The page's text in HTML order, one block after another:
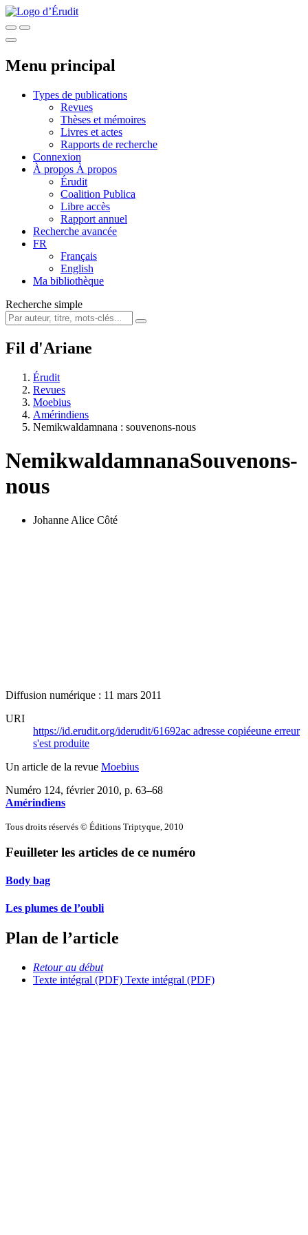
Menu principal
Types de publications
Revues
Thèses et mémoires
Livres et actes
Rapports de recherche
Connexion
À propos À propos
Érudit
Coalition Publica
Libre accès
Rapport annuel
Recherche avancée
FR
Français
English
Ma bibliothèque
Recherche simple
Fil d'Ariane
Érudit
Revues
Moebius
Amérindiens
Nemikwaldamnana : souvenons-nous
NemikwaldamnanaSouvenons-
nous
Johanne Alice Côté
Diffusion numérique : 11 mars 2011
URI
https://id.erudit.org/iderudit/61692ac adresse copiéeune erreur
s'est produite
Un article de la revue Moebius
Numéro 124, février 2010, p. 63–68
Amérindiens
Tous droits réservés © Éditions Triptyque, 2010
Feuilleter les articles de ce numéro
Body bag
Les plumes de l’oubli
Plan de l’article
Retour au début
Texte intégral (PDF) Texte intégral (PDF)